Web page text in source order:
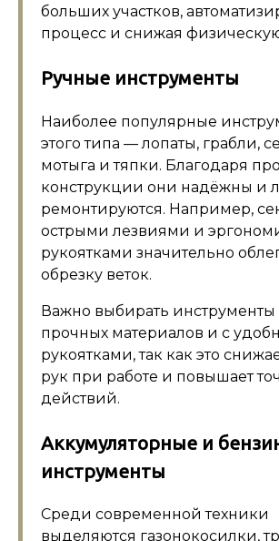
больших участков,
процесс и снижая
Ручные инструменты
Наиболее популярные
этого типа — лопаты, грабли,
мотыгa и тяпки. Благодаря
конструкции они надёжны и
ремонтируются. Например,
острыми лезвиями и
рукоятками значительно
обрезку веток.
Важно выбирать инструменты
прочных материалов и с
рукоятками, так как это
рук при работе и повышает
действий.
Аккумуляторные и
инструменты
Среди современной техники
выделяются газонокосилки,